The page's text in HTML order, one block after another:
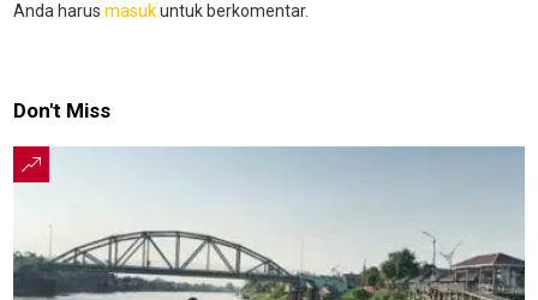
Anda harus masukuntuk berkomentar.
Don't Miss